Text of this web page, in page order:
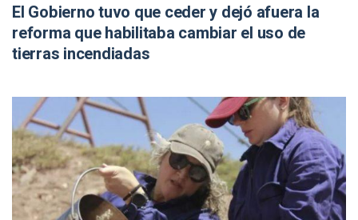
El Gobierno tuvo que ceder y dejó afuera la
reforma que habilitaba cambiar el uso de
tierras incendiadas